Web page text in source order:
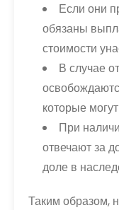
Если они
обязаны
стоимости
В случае
которые
При
отвечают за
доле в
Таким образом,